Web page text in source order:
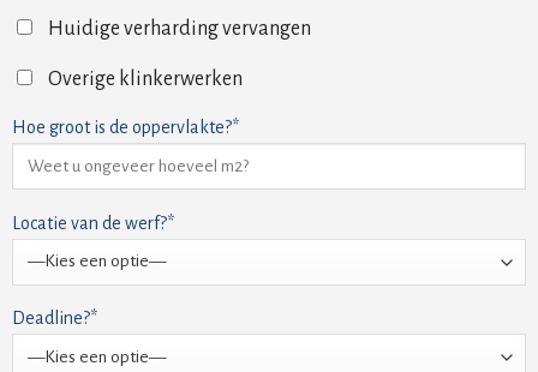
Huidige verharding vervangen
Overige klinkerwerken
Hoe groot is de oppervlakte?*
Locatie van de werf?*
Deadline?*